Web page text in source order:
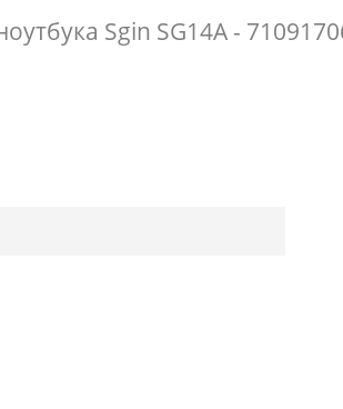
Sgin SG14A -